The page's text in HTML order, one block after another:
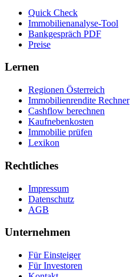
Quick Check
Immobilienanalyse-Tool
Bankgespräch PDF
Preise
Lernen
Regionen Österreich
Immobilienrendite Rechner
Cashflow berechnen
Kaufnebenkosten
Immobilie prüfen
Lexikon
Rechtliches
Impressum
Datenschutz
AGB
Unternehmen
Für Einsteiger
Für Investoren